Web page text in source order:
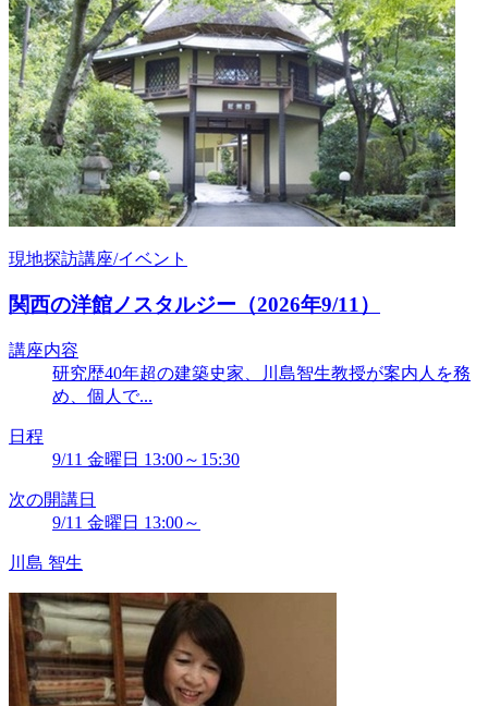
現地探訪講座/イベント
関西の洋館ノスタルジー（2026年9/11）
講座内容
研究歴40年超の建築史家、川島智生教授が案内人を務
め、個人で...
日程
9/11 金曜日 13:00～15:30
次の開講日
9/11 金曜日 13:00～
川島 智生